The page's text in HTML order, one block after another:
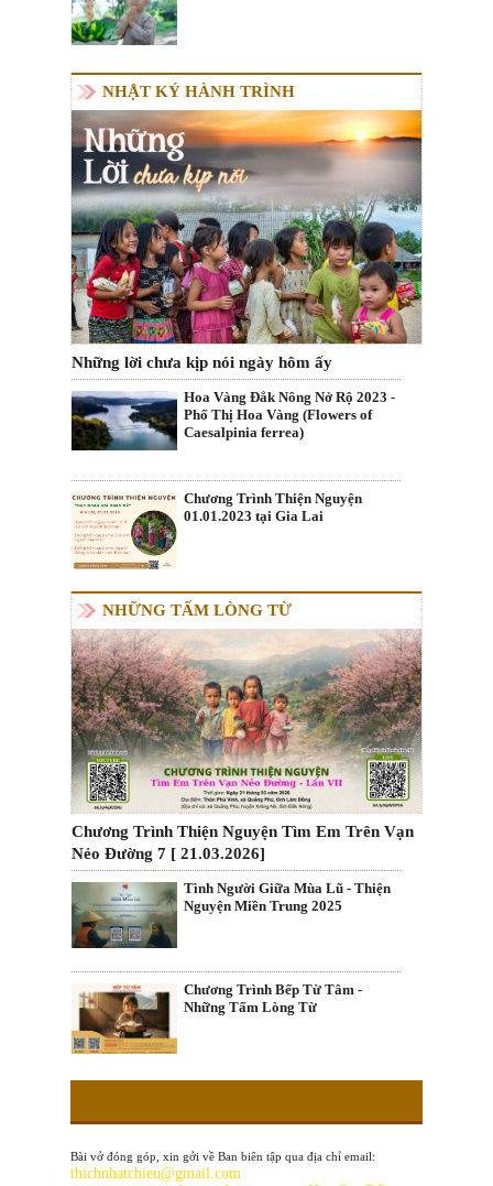
NHẬT KÝ HÀNH TRÌNH
Những lời chưa kịp nói ngày hôm ấy
Hoa Vàng Đắk Nông Nở Rộ 2023 -
Phố Thị Hoa Vàng (Flowers of
Caesalpinia ferrea)
Chương Trình Thiện Nguyện
01.01.2023 tại Gia Lai
NHỮNG TẤM LÒNG TỪ
Chương Trình Thiện Nguyện Tìm Em Trên Vạn
Nẻo Đường 7 [ 21.03.2026]
Tình Người Giữa Mùa Lũ - Thiện
Nguyện Miền Trung 2025
Chương Trình Bếp Từ Tâm -
Những Tấm Lòng Từ
Bài vở đóng góp, xin gởi về Ban biên tập qua địa chỉ email:
thichnhatchieu@gmail.com